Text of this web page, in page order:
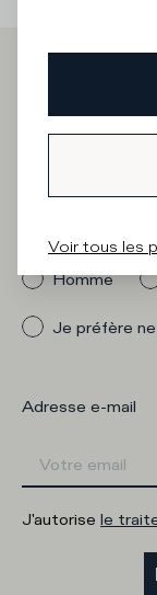
Quelle catégorie
Homme
Je préfère
Adresse e-mail
J'autorise le
Voir tous les